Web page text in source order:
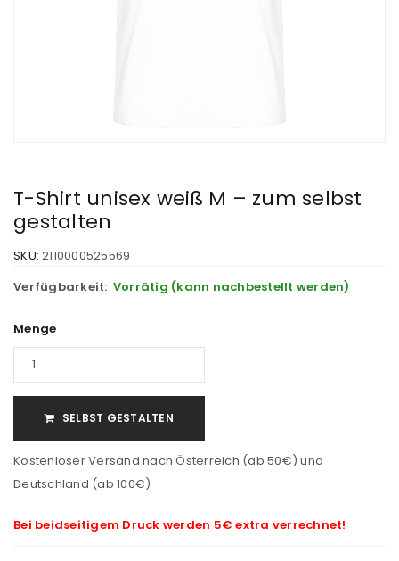
T-Shirt unisex weiß M – zum selbst
gestalten
SKU: 2110000525569
Verfügbarkeit: Vorrätig (kann nachbestellt werden)
Menge
SELBST GESTALTEN
Kostenloser Versand nach Österreich (ab 50€) und
Deutschland (ab 100€)
Bei beidseitigem Druck werden 5€ extra verrechnet!